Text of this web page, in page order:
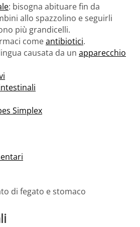
: bisogna abituare fin da
allo spazzolino e seguirli
più grandicelli.
comeantibiotici.
causata da un apparecchio
Simplex
di fegato e stomaco